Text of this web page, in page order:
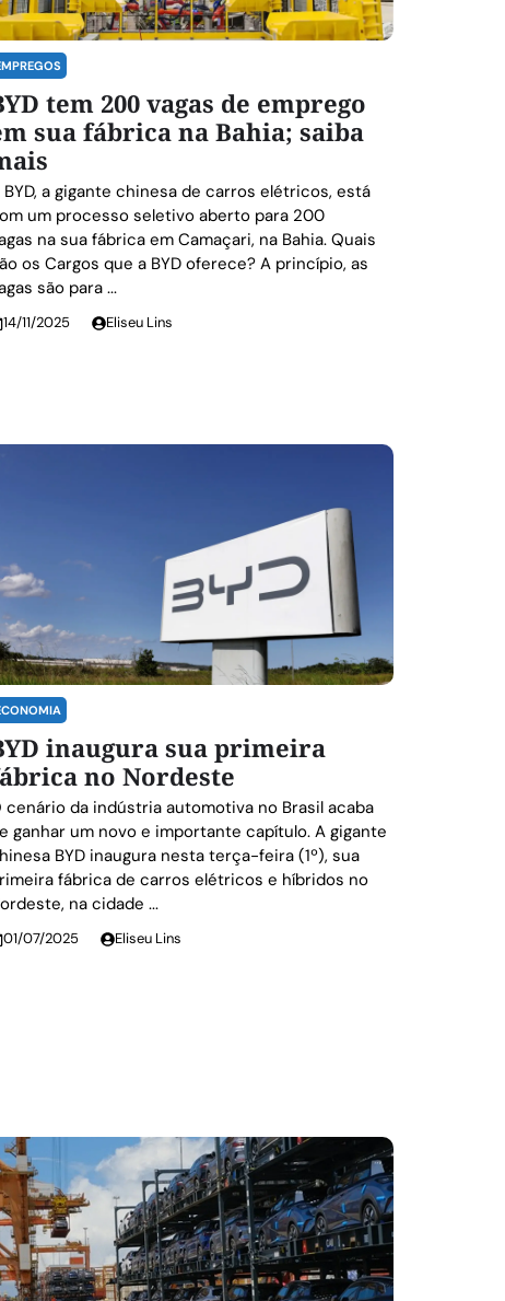
tem 200 vagas de emprego
sua fábrica na Bahia; saiba
BYD, a gigante chinesa de carros elétricos, está
um processo seletivo aberto para 200
na sua fábrica em Camaçari, na Bahia. Quais
os Cargos que a BYD oferece? A princípio, as
são para ...
14/11/2025 Eliseu Lins
inaugura sua primeira
no Nordeste
cenário da indústria automotiva no Brasil acaba
ganhar um novo e importante capítulo. A gigante
BYD inaugura nesta terça-feira (1º), sua
fábrica de carros elétricos e híbridos no
na cidade ...
01/07/2025 Eliseu Lins